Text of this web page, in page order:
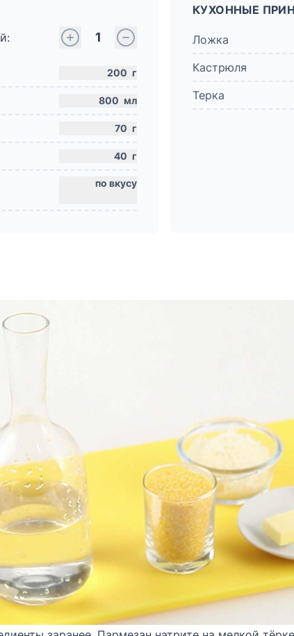
1
200 г
800 мл
70 г
40 г
КУХОННЫЕ
Ложка
Кастрюля
Терка